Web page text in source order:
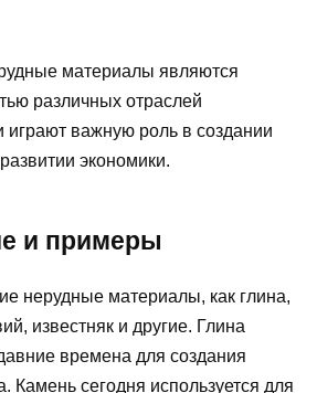
материалы являются
различных отраслей
важную роль в создании
экономики.
и примеры
нерудные материалы, как глина,
известняк и другие. Глина
времена для создания
Камень сегодня используется для